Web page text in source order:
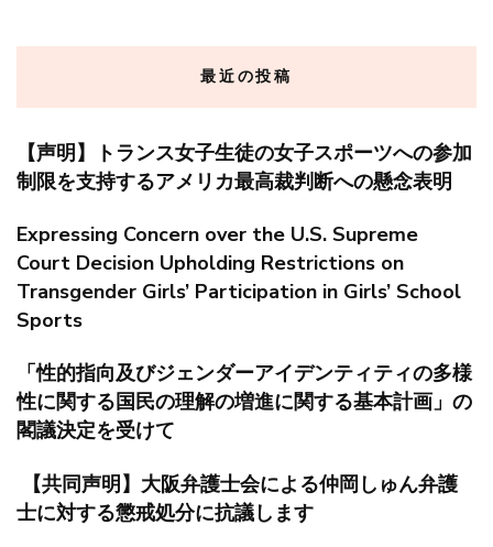
最近の投稿
【声明】トランス女子生徒の女子スポーツへの参加
制限を支持するアメリカ最高裁判断への懸念表明
Expressing Concern over the U.S. Supreme
Court Decision Upholding Restrictions on
Transgender Girls’ Participation in Girls’ School
Sports
「性的指向及びジェンダーアイデンティティの多様
性に関する国民の理解の増進に関する基本計画」の
閣議決定を受けて
【共同声明】大阪弁護士会による仲岡しゅん弁護
士に対する懲戒処分に抗議します